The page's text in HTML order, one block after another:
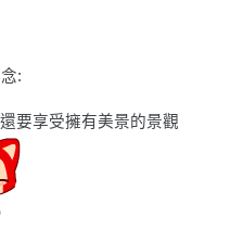
:
要享受擁有美景的景觀